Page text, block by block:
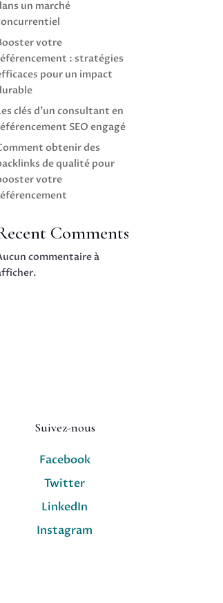
un marché
votre
: stratégies
pour un impact
clés d’un consultant en
SEO engagé
obtenir des
de qualité pour
votre
Comments
commentaire à
Suivez-nous
Facebook
Twitter
LinkedIn
Instagram